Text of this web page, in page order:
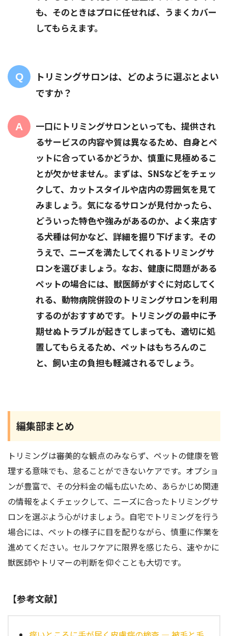
も、そのときはプロに任せれば、うまくカバー
してもらえます。
トリミングサロンは、どのように選ぶとよい
ですか？
一口にトリミングサロンといっても、提供され
るサービスの内容や質は異なるため、自身とペ
ットに合っているかどうか、慎重に見極めるこ
とが欠かせません。まずは、SNSなどをチェッ
クして、カットスタイルや店内の雰囲気を見て
みましょう。気になるサロンが見付かったら、
どういった特色や強みがあるのか、よく来店す
る犬種は何かなど、詳細を掘り下げます。その
うえで、ニーズを満たしてくれるトリミングサ
ロンを選びましょう。なお、健康に問題がある
ペットの場合には、獣医師がすぐに対応してく
れる、動物病院併設のトリミングサロンを利用
するのがおすすめです。トリミングの最中に予
期せぬトラブルが起きてしまっても、適切に処
置してもらえるため、ペットはもちろんのこ
と、飼い主の負担も軽減されるでしょう。
編集部まとめ
トリミングは審美的な観点のみならず、ペットの健康を管
理する意味でも、怠ることができないケアです。オプショ
ンが豊富で、その分料金の幅も広いため、あらかじめ関連
の情報をよくチェックして、ニーズに合ったトリミングサ
ロンを選ぶよう心がけましょう。自宅でトリミングを行う
場合には、ペットの様子に目を配りながら、慎重に作業を
進めてください。セルフケアに限界を感じたら、速やかに
獣医師やトリマーの判断を仰ぐことも大切です。
【参考文献】